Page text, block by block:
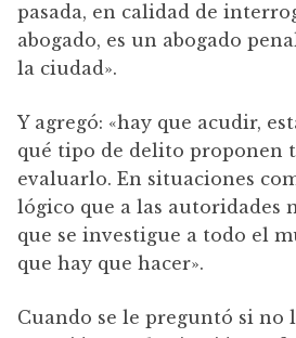
pasada, en calidad de
abogado, es un abogado
la ciudad».
Y agregó: «hay que acudir,
qué tipo de delito proponen
evaluarlo. En situaciones
lógico que a las autoridades
que se investigue a todo el
que hay que hacer».
Cuando se le preguntó si no